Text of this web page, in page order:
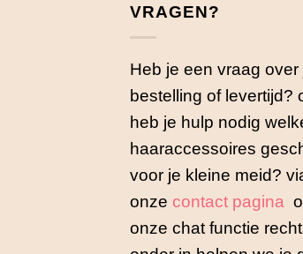
VRAGEN?
Heb je een vraag over
bestelling of levertijd?
heb je hulp nodig
haaraccessoires
voor je kleine meid?
onze contact pagina
onze chat functie